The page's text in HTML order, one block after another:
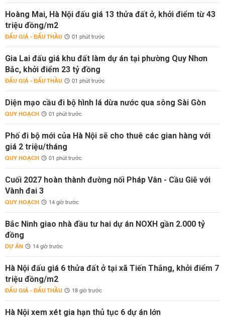
Hoàng Mai, Hà Nội đấu giá 13 thửa đất ở, khởi điểm từ 43
triệu đồng/m2
ĐẤU GIÁ - ĐẤU THẦU 01 phút trước
Gia Lai đấu giá khu đất làm dự án tại phường Quy Nhơn
Bắc, khởi điểm 23 tỷ đồng
ĐẤU GIÁ - ĐẤU THẦU 01 phút trước
Diện mạo cầu đi bộ hình lá dừa nước qua sông Sài Gòn
QUY HOẠCH 01 phút trước
Phố đi bộ mới của Hà Nội sẽ cho thuê các gian hàng với
giá 2 triệu/tháng
QUY HOẠCH 01 phút trước
Cuối 2027 hoàn thành đường nối Pháp Vân - Cầu Giẽ với
Vành đai 3
QUY HOẠCH 14 giờ trước
Bắc Ninh giao nhà đầu tư hai dự án NOXH gần 2.000 tỷ
đồng
DỰ ÁN 14 giờ trước
Hà Nội đấu giá 6 thửa đất ở tại xã Tiến Thắng, khởi điểm 7
triệu đồng/m2
ĐẤU GIÁ - ĐẤU THẦU 18 giờ trước
Hà Nội xem xét gia hạn thủ tục 6 dự án lớn